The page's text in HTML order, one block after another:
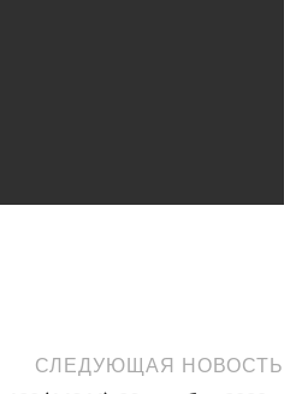
СЛЕДУЮЩАЯ НОВОСТЬ